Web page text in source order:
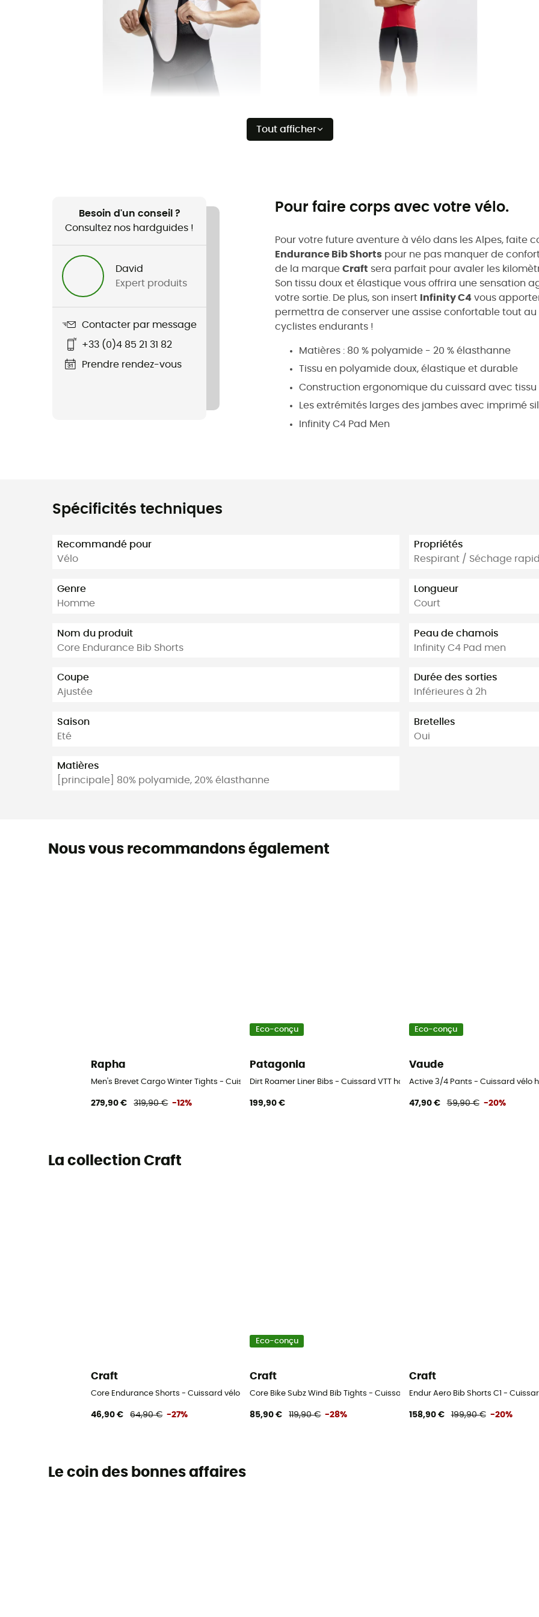
Tout afficher
Besoin d'un conseil ?
Consultez nos hardguides !
David
Expert produits
Contacter par message
+33 (0)4 85 21 31 82
Prendre rendez-vous
Pour faire corps avec votre vélo.
Pour votre future aventure à vélo dans les Alpes, faite
Endurance Bib Shorts pour ne pas manquer de
de la marque Craft sera parfait pour avaler les
Son tissu doux et élastique vous offrira une sensation
votre sortie. De plus, son insert
Infinity C4 vous
permettra de conserver une assise confortable tout
cyclistes endurants !
Matières : 80 % polyamide - 20 % élasthanne
Tissu en polyamide doux, élastique et durable
Construction ergonomique du cuissard avec
Les extrémités larges des jambes avec imprimé
Infinity C4 Pad Men
Spécificités techniques
Recommandé pour
Vélo
Genre
Homme
Nom du produit
Core Endurance Bib Shorts
Coupe
Ajustée
Saison
Eté
Matières
[principale] 80% polyamide, 20% élasthanne
Propriétés
Respirant / Séchage
Longueur
Court
Peau de chamois
Infinity C4 Pad men
Durée des sorties
Inférieures à 2h
Bretelles
Oui
Nous vous recommandons également
Rapha
Men's Brevet Cargo Winter Tights - Cuissard vélo homme
279,90 € 319,90 € -12%
Eco-conçu
Patagonia
Dirt Roamer Liner Bibs - Cuissard VTT homme
199,90 €
Eco-conçu
Vaude
Active 3/4 Pants - Cuissard vélo
47,90 € 59,90 € -20%
La collection Craft
Craft
Core Endurance Shorts - Cuissard vélo homme
46,90 € 64,90 € -27%
Eco-conçu
Craft
Core Bike Subz Wind Bib Tights - Cuissard vélo homme
85,90 € 119,90 € -28%
Craft
Endur Aero Bib Shorts C1 -
158,90 € 199,90 € -20%
Le coin des bonnes affaires